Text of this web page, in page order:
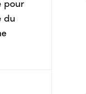
pour
du